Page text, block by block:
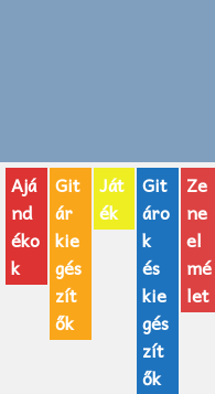
AJÁNDÉK ÖTLETEK
Vicces
GITÁR MÁRKÁK
TOP100 nóta
Ajá
nd
éko
k
Git
ár
kie
gés
zít
ők
Ját
ék
Git
áro
k
és
kie
gés
zít
ők
Ze
ne
el
mé
let